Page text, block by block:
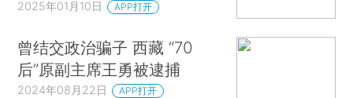
2025年01月10日 APP打开
曾结交政治骗子 西藏 “70
后”原副主席王勇被逮捕
2024年08月22日 APP打开